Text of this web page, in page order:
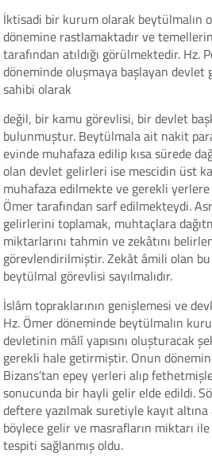
İktisadi bir kurum olarak beytülmalın
dönemine rastlamaktadır ve
tarafından atıldığı görülmektedir. Hz.
döneminde oluşmaya başlayan
sahibi olarak
değil, bir kamu görevlisi, bir devlet
bulunmuştur. Beytülmala ait nakit
evinde muhafaza edilip kısa sürede
olan devlet gelirleri ise mescidin üst
muhafaza edilmekte ve gerekli
Ömer tarafından sarf edilmekteydi.
gelirlerini toplamak, muhtaçlara
miktarlarını tahmin ve zekâtını
görevlendirilmiştir. Zekât âmili olan
beytülmal görevlisi sayılmalıdır.
İslâm topraklarının genişlemesi ve
Hz. Ömer döneminde beytülmalın
devletinin mâlî yapısını oluşturacak
gerekli hale getirmiştir. Onun
Bizans’tan epey yerleri alıp
sonucunda bir hayli gelir elde edildi.
deftere yazılmak suretiyle kayıt altına
böylece gelir ve masrafların miktarı
tespiti sağlanmış oldu.